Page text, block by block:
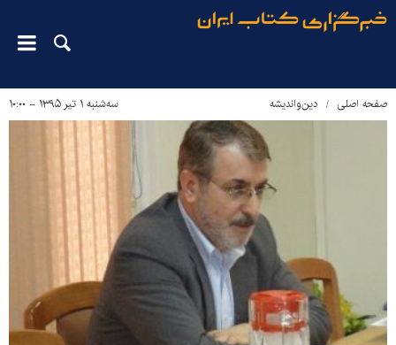
صفحه اصلی دین‌واندیشه سه‌شنبه ۱ تیر ۱۳۹۵ - ۱۰:۰۰